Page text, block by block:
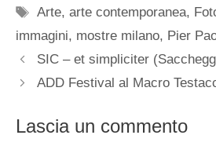
Tag
Arte,arte contemporanea,
immagini, mostre milano, Pier
SIC – et simpliciter
ADD Festival al Macro
Lascia un commento